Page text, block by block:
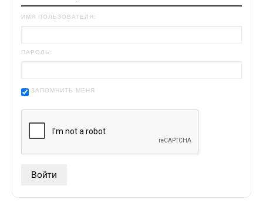
ИМЯ ПОЛЬЗОВАТЕЛЯ:
ПАРОЛЬ:
ЗАПОМНИТЬ МЕНЯ